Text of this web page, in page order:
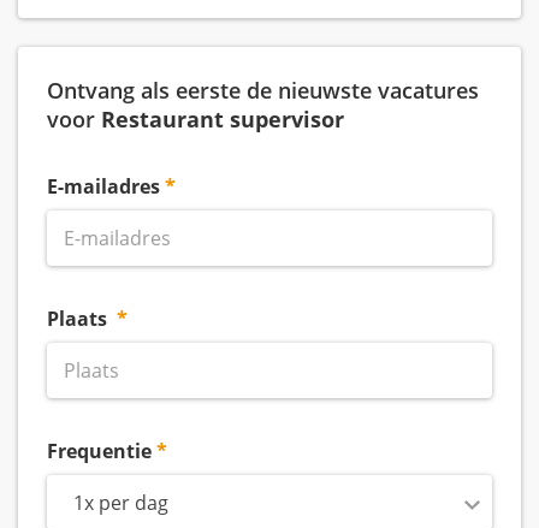
Ontvang als eerste de nieuwste vacatures
voor Restaurant supervisor
E-mailadres
Plaats
Frequentie
1x per dag